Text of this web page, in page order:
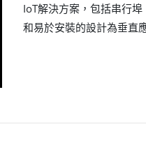
IoT解決方案，包括串行
和易於安裝的設計為垂直